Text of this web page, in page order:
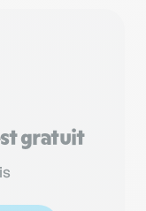
gratuit